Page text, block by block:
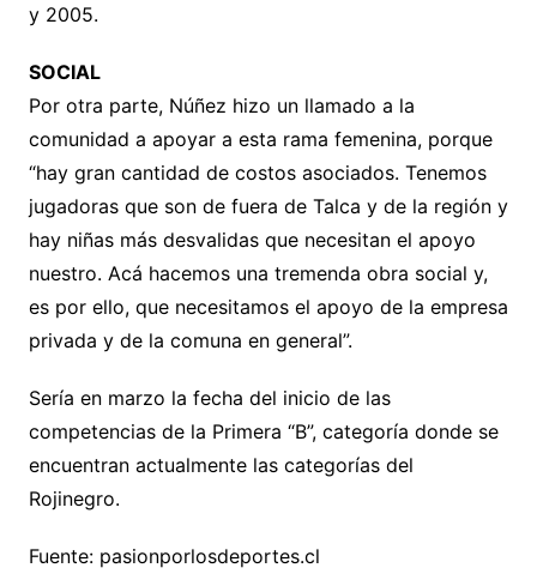
y 2005.
SOCIAL
Por otra parte, Núñez hizo un llamado a la
comunidad a apoyar a esta rama femenina, porque
“hay gran cantidad de costos asociados. Tenemos
jugadoras que son de fuera de Talca y de la región y
hay niñas más desvalidas que necesitan el apoyo
nuestro. Acá hacemos una tremenda obra social y,
es por ello, que necesitamos el apoyo de la empresa
privada y de la comuna en general”.
Sería en marzo la fecha del inicio de las
competencias de la Primera “B”, categoría donde se
encuentran actualmente las categorías del
Rojinegro.
Fuente: pasionporlosdeportes.cl